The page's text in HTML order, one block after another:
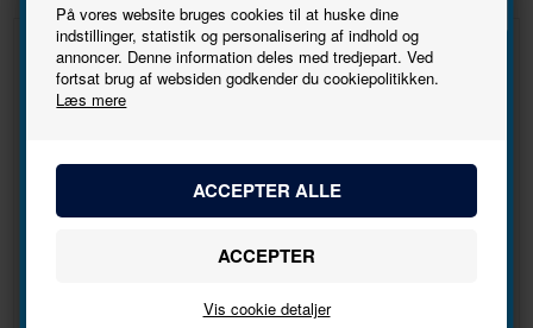
På vores website bruges cookies til at huske dine
indstillinger, statistik og personalisering af indhold og
annoncer. Denne information deles med tredjepart. Ved
fortsat brug af websiden godkender du cookiepolitikken.
Læs mere
Vis cookie detaljer
Tilmeld
Bliv den første til at høre, når der kommer nye